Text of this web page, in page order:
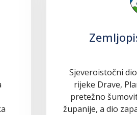
Sjeveroistočni
rijeke Drave,
pretežno
županije, a dio